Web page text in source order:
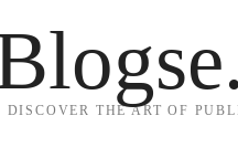
DISCOVER THE ART OF